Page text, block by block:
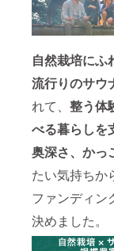
自然栽培にふ
流行りのサウ
れて、 整う体
べる暮らしを
奥深さ、かっ
たい気持ちか
ファンディン
決めました。